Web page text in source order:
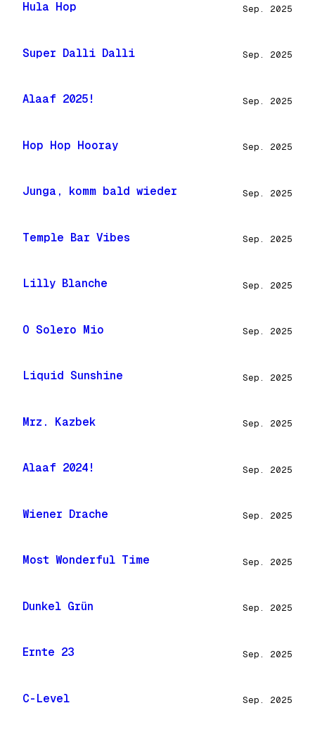
Hula Hop Sep. 2025
Super Dalli Dalli Sep. 2025
Alaaf 2025! Sep. 2025
Hop Hop Hooray Sep. 2025
Junga, komm bald wieder Sep. 2025
Temple Bar Vibes Sep. 2025
Lilly Blanche Sep. 2025
O Solero Mio Sep. 2025
Liquid Sunshine Sep. 2025
Mrz. Kazbek Sep. 2025
Alaaf 2024! Sep. 2025
Wiener Drache Sep. 2025
Most Wonderful Time Sep. 2025
Dunkel Grün Sep. 2025
Ernte 23 Sep. 2025
C-Level Sep. 2025